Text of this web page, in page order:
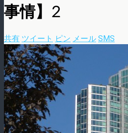
事情】2
共有 ツイート ピン メール SMS